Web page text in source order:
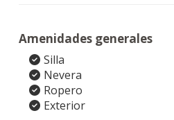
Amenidades generales
Silla
Nevera
Ropero
Exterior